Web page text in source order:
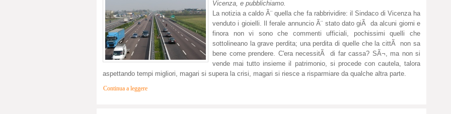
Vicenza, e pubblichiamo.
La notizia a caldo Ã¨ quella che fa rabbrividire: il Sindaco di Vicenza ha
venduto i gioielli. Il ferale annuncio Ã¨ stato dato giÃ da alcuni giorni e
finora non vi sono che commenti ufficiali, pochissimi quelli che
sottolineano la grave perdita; una perdita di quelle che la cittÃ non sa
bene come prendere. C'era necessitÃ di far cassa? SÃ¬, ma non si
vende mai tutto insieme il patrimonio, si procede con cautela, talora
aspettando tempi migliori, magari si supera la crisi, magari si riesce a risparmiare da qualche altra parte.
Continua a leggere